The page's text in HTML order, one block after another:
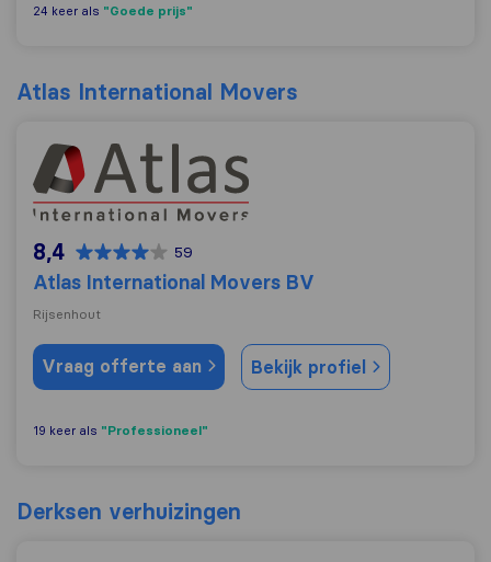
24 keer als "Goede prijs"
Atlas International Movers
Atlas International Movers BV
8,4 59
Atlas International Movers BV
Rijsenhout
Vraag offerte aan Bekijk profiel
19 keer als "Professioneel"
Derksen verhuizingen